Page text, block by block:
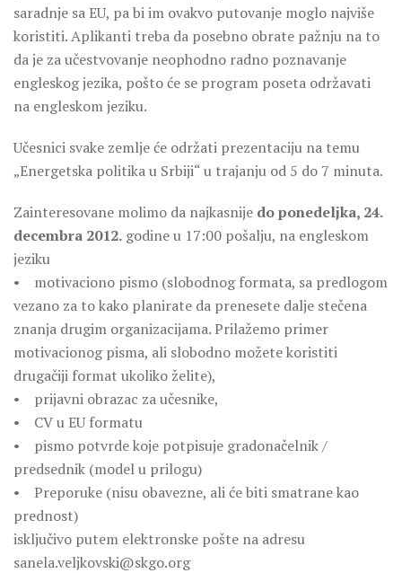
saradnje sa EU, pa bi im ovakvo putovanje moglo najviše
koristiti. Aplikanti treba da posebno obrate pažnju na to
da je za učestvovanje neophodno radno poznavanje
engleskog jezika, pošto će se program poseta održavati
na engleskom jeziku.
Učesnici svake zemlje će održati prezentaciju na temu
„Energetska politika u Srbiji“ u trajanju od 5 do 7 minuta.
Zainteresovane molimo da najkasnije do ponedeljka, 24.
decembra 2012. godine u 17:00 pošalju, na engleskom
jeziku
• motivaciono pismo (slobodnog formata, sa predlogom
vezano za to kako planirate da prenesete dalje stečena
znanja drugim organizacijama. Prilažemo primer
motivacionog pisma, ali slobodno možete koristiti
drugačiji format ukoliko želite),
• prijavni obrazac za učesnike,
• CV u EU formatu
• pismo potvrde koje potpisuje gradonačelnik /
predsednik (model u prilogu)
• Preporuke (nisu obavezne, ali će biti smatrane kao
prednost)
isključivo putem elektronske pošte na adresu
sanela.veljkovski@skgo.org